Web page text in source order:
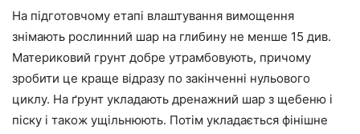
На підготовчому етапі влаштування вимощення
знімають рослинний шар на глибину не менше 15 див.
Материковий грунт добре утрамбовують, причому
зробити це краще відразу по закінченні нульового
циклу. На ґрунт укладають дренажний шар з щебеню і
піску і також ущільнюють. Потім укладається фінішне